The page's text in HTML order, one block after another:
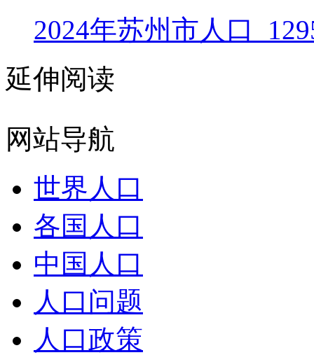
2024年苏州市人口
延伸阅读
网站导航
世界人口
各国人口
中国人口
人口问题
人口政策